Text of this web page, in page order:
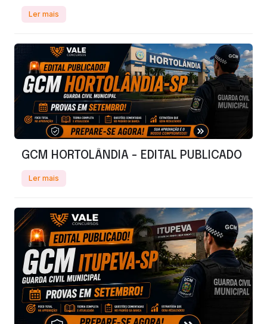
Ler mais
GCM HORTOLÂNDIA - EDITAL PUBLICADO
Ler mais